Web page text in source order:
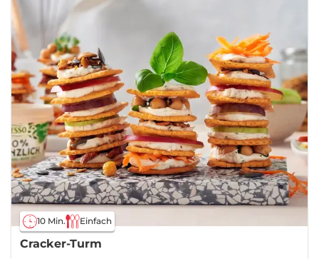
10 Min. Einfach
Cracker-Turm